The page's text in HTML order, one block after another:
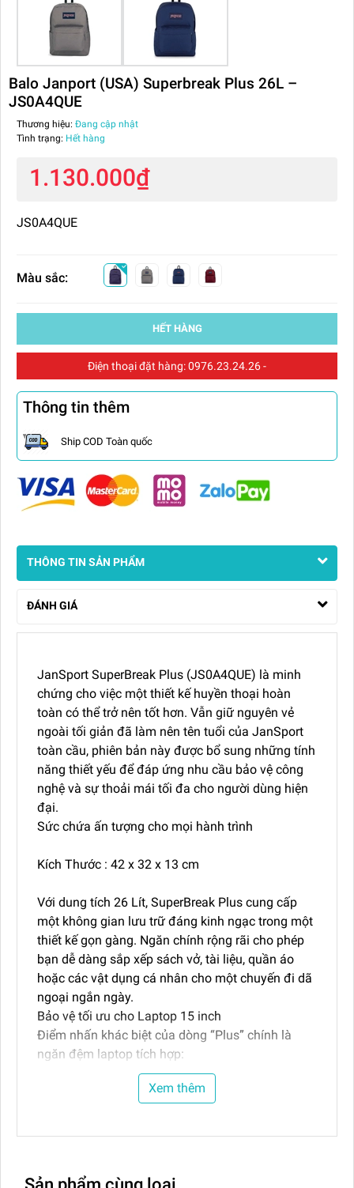
Balo Janport (USA) Superbreak Plus 26L –
JS0A4QUE
Thương hiệu: Đang cập nhật
Tình trạng: Hết hàng
1.130.000₫
JS0A4QUE
Màu sắc:
HẾT HÀNG
Điện thoại đặt hàng:0976.23.24.26-
Thông tin thêm
Ship COD Toàn quốc
THÔNG TIN SẢN PHẨM
ĐÁNH GIÁ
JanSport SuperBreak Plus (JS0A4QUE) là minh
chứng cho việc một thiết kế huyền thoại hoàn
toàn có thể trở nên tốt hơn. Vẫn giữ nguyên vẻ
ngoài tối giản đã làm nên tên tuổi của JanSport
toàn cầu, phiên bản này được bổ sung những tính
năng thiết yếu để đáp ứng nhu cầu bảo vệ công
nghệ và sự thoải mái tối đa cho người dùng hiện
đại.
Sức chứa ấn tượng cho mọi hành trình
Kích Thước : 42 x 32 x 13 cm
Với dung tích 26 Lít, SuperBreak Plus cung cấp
một không gian lưu trữ đáng kinh ngạc trong một
thiết kế gọn gàng. Ngăn chính rộng rãi cho phép
bạn dễ dàng sắp xếp sách vở, tài liệu, quần áo
hoặc các vật dụng cá nhân cho một chuyến đi dã
ngoại ngắn ngày.
Bảo vệ tối ưu cho Laptop 15 inch
Điểm nhấn khác biệt của dòng “Plus” chính là
ngăn đệm laptop tích hợp:
An toàn tuyệt đối: Ngăn đệm chuyên dụng giúp
bảo vệ máy tính bảng hoặc laptop 15 inch khỏi
Xem thêm